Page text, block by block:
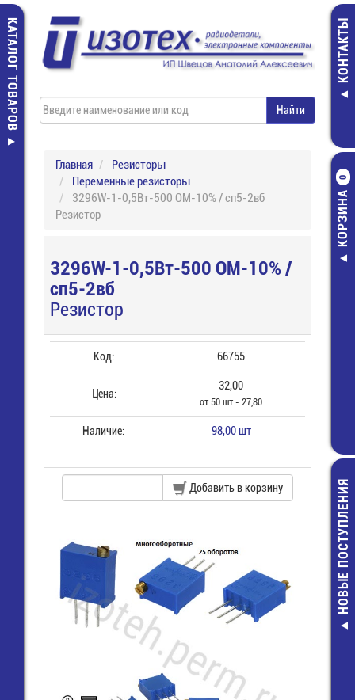
КАТАЛОГ ТОВАРОВ КОНТАКТЫ
КОРЗИНА
0
TRI-2-5
(RVL2-5)
"О" 5,3 мм,
НОВЫЕ ПОСТУПЛЕНИЯ
Главная
Резисторы
Переменные резисторы
3296W-1-0,5Вт-500 ОМ-10% / сп5-2вб
Резистор
3296W-1-0,5Вт-500 ОМ-10% /
сп5-2вб
Резистор
Код: 66755
Цена:
32,00
от 50 шт - 27,80
Наличие: 98,00 шт
Добавить в корзину